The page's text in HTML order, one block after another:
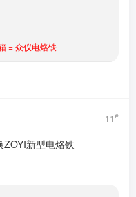
= 众仪电烙铁
11 #
ZOYI新型电烙铁